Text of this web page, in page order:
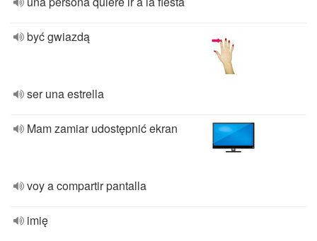
być gwiazdą
ser una estrella
Mam zamiar udostępnić ekran
voy a compartir pantalla
imię